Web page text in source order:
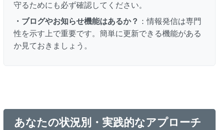
守るためにも必ず確認してください。
・ブログやお知らせ機能はあるか？ ：情報発信は専門
性を示す上で重要です。簡単に更新できる機能がある
か見ておきましょう。
あなたの状況別・実践的なアプローチ